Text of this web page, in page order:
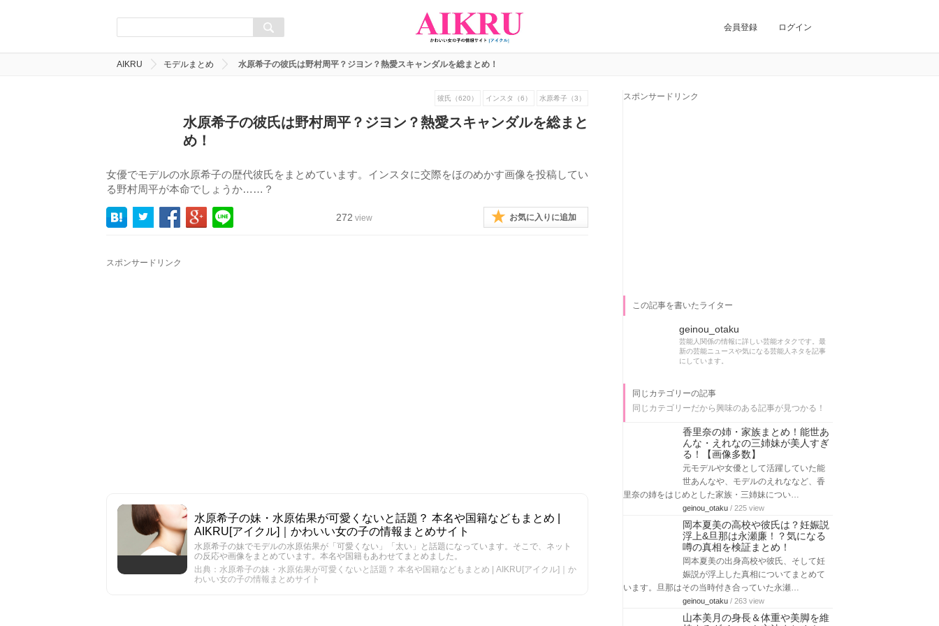
会員登録 ログイン
AIKRU モデルまとめ 水原希子の彼氏は野村周平？ジヨン？熱愛スキャンダルを総まとめ！
彼氏（620） インスタ（6） 水原希子（3）
水原希子の彼氏は野村周平？ジヨン？熱愛スキャンダルを総まと
め！
女優でモデルの水原希子の歴代彼氏をまとめています。インスタに交際をほのめかす画像を投稿してい
る野村周平が本命でしょうか……？
272 view お気に入りに追加
スポンサードリンク
水原希子の妹・水原佑果が可愛くないと話題？ 本名や国籍などもまとめ |
AIKRU[アイクル]｜かわいい女の子の情報まとめサイト
水原希子の妹でモデルの水原佑果が「可愛くない」「太い」と話題になっています。そこで、ネット
の反応や画像をまとめています。本名や国籍もあわせてまとめました。
出典：水原希子の妹・水原佑果が可愛くないと話題？ 本名や国籍などもまとめ | AIKRU[アイクル]｜か
わいい女の子の情報まとめサイト
スポンサードリンク
この記事を書いたライター
geinou_otaku
芸能人関係の情報に詳しい芸能オタクです。最
新の芸能ニュースや気になる芸能人ネタを記事
にしています。
同じカテゴリーの記事
同じカテゴリーだから興味のある記事が見つかる！
香里奈の姉・家族まとめ！能世あ
んな・えれなの三姉妹が美人すぎ
る！【画像多数】
元モデルや女優として活躍していた能
世あんなや、モデルのえれななど、香
里奈の姉をはじめとした家族・三姉妹につい…
geinou_otaku / 225 view
岡本夏美の高校や彼氏は？妊娠説
浮上&旦那は永瀬廉！？気になる
噂の真相を検証まとめ！
岡本夏美の出身高校や彼氏、そして妊
娠説が浮上した真相についてまとめて
います。旦那はその当時付き合っていた永瀬…
geinou_otaku / 263 view
山本美月の身長＆体重や美脚を維